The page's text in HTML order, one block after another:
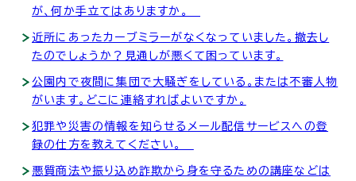
が、何か手立てはありますか。
近所にあったカーブミラーがなくなっていました。撤去し
たのでしょうか？見通しが悪くて困っています。
公園内で夜間に集団で大騒ぎをしている。または不審人物
がいます。どこに連絡すればよいですか。
犯罪や災害の情報を知らせるメール配信サービスへの登
録の仕方を教えてください。
悪質商法や振り込め詐欺から身を守るための講座などは